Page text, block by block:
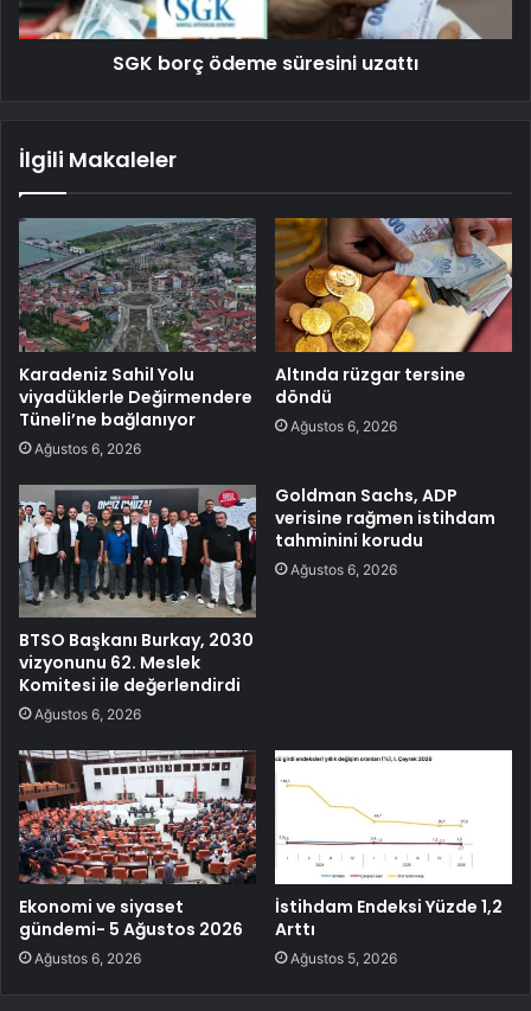
SGK borç ödeme süresini uzattı
İlgili Makaleler
Karadeniz Sahil Yolu
viyadüklerle Değirmendere
Tüneli’ne bağlanıyor
Ağustos 6, 2026
Altında rüzgar tersine
döndü
Ağustos 6, 2026
BTSO Başkanı Burkay, 2030
vizyonunu 62. Meslek
Komitesi ile değerlendirdi
Ağustos 6, 2026
Goldman Sachs, ADP
verisine rağmen istihdam
tahminini korudu
Ağustos 6, 2026
Ekonomi ve siyaset
gündemi- 5 Ağustos 2026
Ağustos 6, 2026
İstihdam Endeksi Yüzde 1,2
Arttı
Ağustos 5, 2026